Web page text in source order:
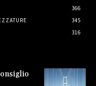
366
345
316